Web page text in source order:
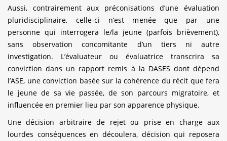
Aussi, contrairement aux préconisations d’une évaluation
pluridisciplinaire, celle-ci n’est menée que par une
personne qui interrogera le/la jeune (parfois brièvement),
sans observation concomitante d’un tiers ni autre
investigation. L’évaluateur ou évaluatrice transcrira sa
conviction dans un rapport remis à la DASES dont dépend
l’ASE, une conviction basée sur la cohérence du récit que fera
le jeune de sa vie passée, de son parcours migratoire, et
influencée en premier lieu par son apparence physique.
Une décision arbitraire de rejet ou prise en charge aux
lourdes conséquences en découlera, décision qui reposera